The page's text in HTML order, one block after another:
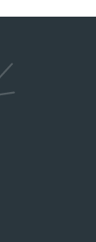
van
Alles
kennis.